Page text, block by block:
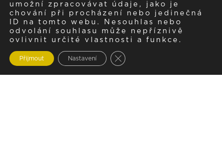
umožní zpracovávat údaje, jako je
chování při procházení nebo jedinečná
ID na tomto webu. Nesouhlas nebo
odvolání souhlasu může nepříznivě
ovlivnit určité vlastnosti a funkce.
Přijmout Nastavení Zavřít cookie lištu GDPR